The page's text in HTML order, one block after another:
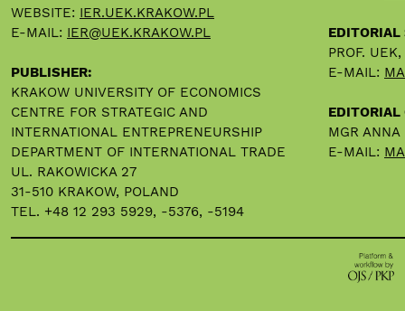
WEBSITE: IER.UEK.KRAKOW.PL
E-MAIL: IER@UEK.KRAKOW.PL
PUBLISHER:
KRAKOW UNIVERSITY OF ECONOMICS
CENTRE FOR STRATEGIC AND
INTERNATIONAL ENTREPRENEURSHIP
DEPARTMENT OF INTERNATIONAL TRADE
UL. RAKOWICKA 27
31-510 KRAKOW, POLAND
TEL. +48 12 293 5929, -5376, -5194
EDITORIAL
PROF.
E-MAIL:
EDITORIAL
MGR
E-MAIL: